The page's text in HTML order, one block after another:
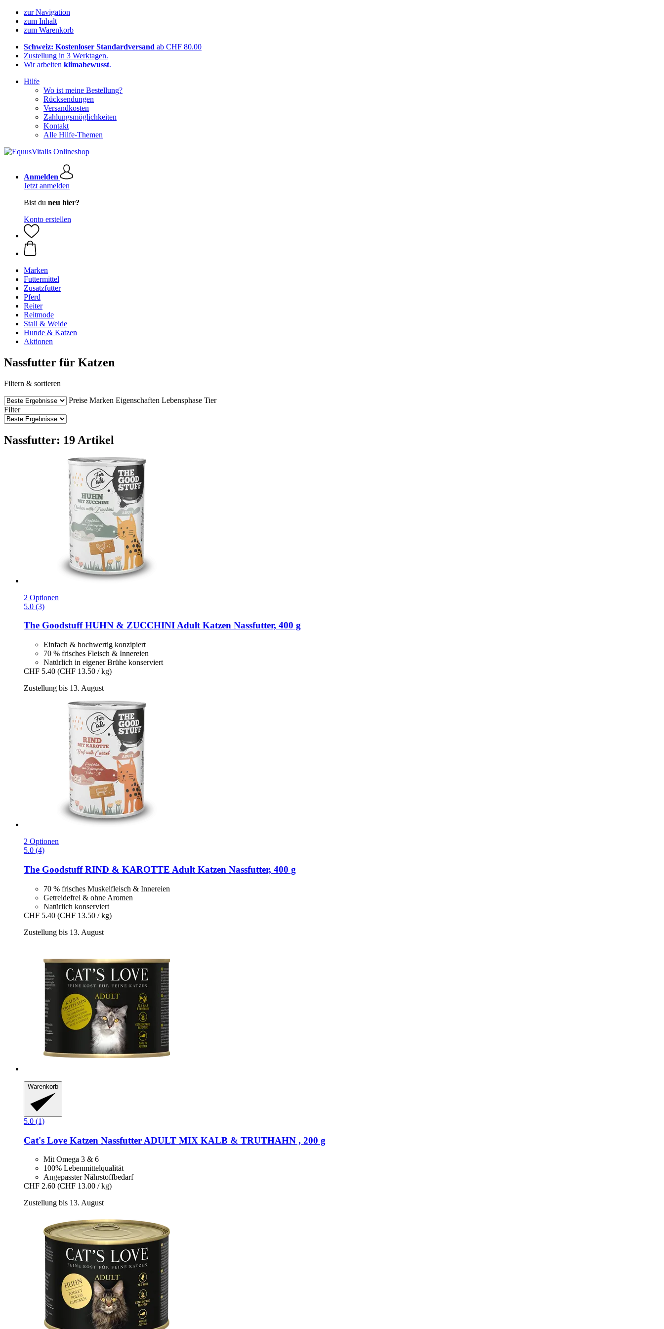
zur Navigation
zum Inhalt
zum Warenkorb
Schweiz: Kostenloser Standardversand ab CHF 80.00
Zustellung in 3 Werktagen.
Wir arbeiten klimabewusst.
Hilfe
Wo ist meine Bestellung?
Rücksendungen
Versandkosten
Zahlungsmöglichkeiten
Kontakt
Alle Hilfe-Themen
Anmelden
Jetzt anmelden
Bist du neu hier?
Konto erstellen
Marken
Futtermittel
Zusatzfutter
Pferd
Reiter
Reitmode
Stall & Weide
Hunde & Katzen
Aktionen
Nassfutter für Katzen
Filtern & sortieren
Preise Marken Eigenschaften Lebensphase Tier
Filter
Nassfutter: 19 Artikel
2 Optionen
5.0 (3)
The GoodstuffHUHN & ZUCCHINI Adult Katzen Nassfutter, 400 g
Einfach & hochwertig konzipiert
70 % frisches Fleisch & Innereien
Natürlich in eigener Brühe konserviert
CHF 5.40 (CHF 13.50 / kg)
Zustellung bis 13. August
2 Optionen
5.0 (4)
The GoodstuffRIND & KAROTTE Adult Katzen Nassfutter, 400 g
70 % frisches Muskelfleisch & Innereien
Getreidefrei & ohne Aromen
Natürlich konserviert
CHF 5.40 (CHF 13.50 / kg)
Zustellung bis 13. August
Warenkorb
5.0 (1)
Cat's Love Katzen Nassfutter ADULT MIX KALB & TRUTHAHN , 200 g
Mit Omega 3 & 6
100% Lebenmittelqualität
Angepasster Nährstoffbedarf
CHF 2.60 (CHF 13.00 / kg)
Zustellung bis 13. August